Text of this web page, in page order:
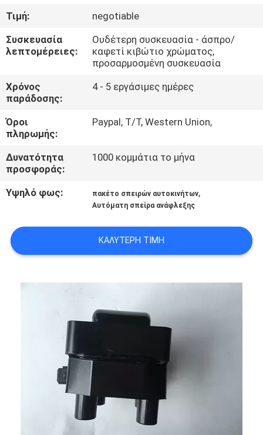
ΕΡΓΟΣΤΆΣΙΟ
ΠΕΡΙΉΓΗΣΗ
ΈΛΕΓΧΟΣ
ΕΠΙΚΟΙΝΩΝΉΣΤΕ
ΜΑΖΊ
ΜΑΣ
ΖΗΤΉΣΤΕ
ΈΝΑ
ΑΠΌΣΠΑΣΜΑ
SITEMAP
PRIVACY
Τιμή:
negotiable
Συσκευασία
λεπτομέρειες:
Ουδέτερη συσκευασία - άσπρο/
καφετί κιβώτιο χρώματος,
προσαρμοσμένη συσκευασία
Χρόνος
παράδοσης:
4 - 5 εργάσιμες ημέρες
Όροι
πληρωμής:
Paypal, T/T, Western Union,
Δυνατότητα
προσφοράς:
1000 κομμάτια το μήνα
Υψηλό φως: πακέτο σπειρών αυτοκινήτων,
Αυτόματη σπείρα ανάφλεξης
ΚΑΛΎΤΕΡΗ ΤΙΜΉ